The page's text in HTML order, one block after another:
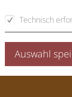
Technisch
Für die
Sitzung
Auswahl